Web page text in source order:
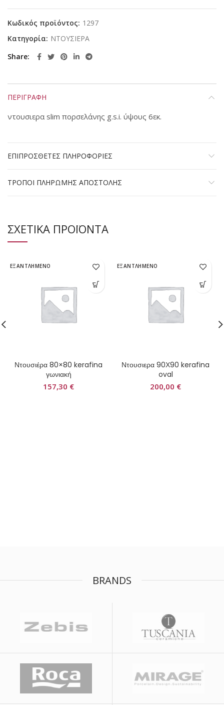
Κωδικός προϊόντος: 1297
Κατηγορία: ΝΤΟΥΣΙΕΡΑ
Share
ΠΕΡΙΓΡΑΦΗ
ντουσιερα slim πορσελάνης g.s.i. ύψους 6εκ.
ΕΠΙΠΡΟΣΘΕΤΕΣ ΠΛΗΡΟΦΟΡΙΕΣ
ΤΡΟΠΟΙ ΠΛΗΡΩΜΗΣ ΑΠΟΣΤΟΛΗΣ
ΣΧΕΤΙΚΑ ΠΡΟΪΟΝΤΑ
ΕΞΑΝΤΛΗΜΕΝΟ
Ντουσιέρα 80×80 kerafina
γωνιακή
157,30 €
ΕΞΑΝΤΛΗΜΕΝΟ
Ντουσιερα 90Χ90 kerafina
oval
200,00 €
BRANDS